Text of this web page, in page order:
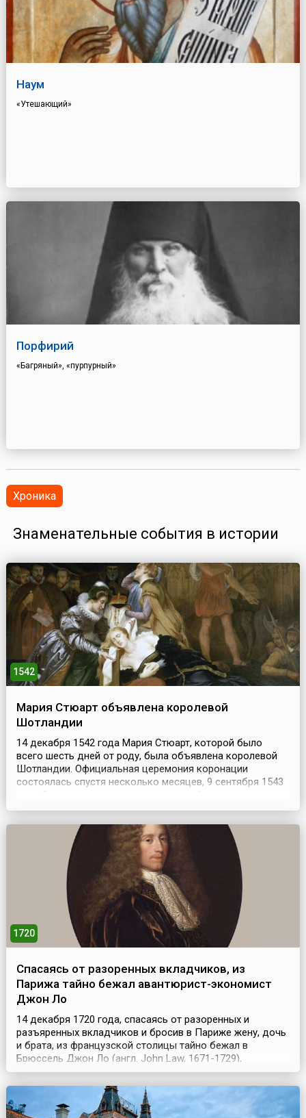
Наум
«Утешающий»
Порфирий
«Багряный», «пурпурный»
Хроника
Знаменательные события в истории
1542
Мария Стюарт объявлена королевой
Шотландии
14 декабря 1542 года Мария Стюарт, которой было
всего шесть дней от роду, была объявлена королевой
Шотландии. Официальная церемония коронации
состоялась спустя несколько месяцев, 9 сентября 1543
Джеймс Гамильтон, второй граф Арран, ближайший
Шотландию вернулись дворяне-эмигранты —
сторонники союза с А...
1720
Спасаясь от разоренных вкладчиков, из
Парижа тайно бежал авантюрист-экономист
Джон Ло
14 декабря 1720 года, спасаясь от разоренных и
разъяренных вкладчиков и бросив в Париже жену, дочь
и брата, из французской столицы тайно бежал в
Брюссель Джон Ло (англ. John Law, 1671-1729),
английский авантюрист-экономист, сумевший поставить
под свой контроль все финансы Франции. До этого Ло,
шотландский эмигрант, покинувший родину под страхом
суда за убийство на дуэли, смог возвыситься до по...